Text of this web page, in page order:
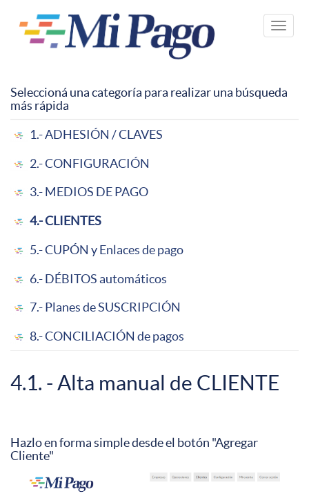
contenido
Toggle
Seleccioná una categoría para realizar una búsqueda
más rápida
1.- ADHESIÓN / CLAVES
2.- CONFIGURACIÓN
3.- MEDIOS DE PAGO
4.- CLIENTES
5.- CUPÓN y Enlaces de pago
6.- DÉBITOS automáticos
7.- Planes de SUSCRIPCIÓN
8.- CONCILIACIÓN de pagos
4.1. - Alta manual de CLIENTE
Hazlo en forma simple desde el botón "Agregar
Cliente"